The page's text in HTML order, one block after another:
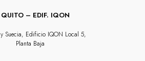
QUITO – EDIF. IQON
y Suecia, Edificio IQON Local 5,
Planta Baja